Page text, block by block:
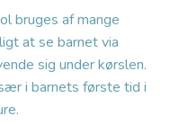
bruges af mange
at se barnet via
sig under kørslen.
i barnets første tid i